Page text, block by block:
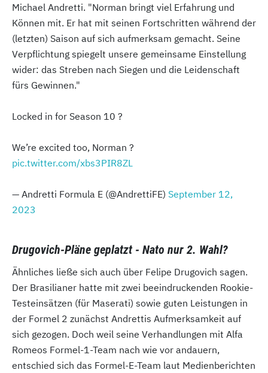
Michael Andretti. "Norman bringt viel Erfahrung und
Können mit. Er hat mit seinen Fortschritten während der
(letzten) Saison auf sich aufmerksam gemacht. Seine
Verpflichtung spiegelt unsere gemeinsame Einstellung
wider: das Streben nach Siegen und die Leidenschaft
fürs Gewinnen."
Locked in for Season 10 ?
We’re excited too, Norman ?
pic.twitter.com/xbs3PIR8ZL
— Andretti Formula E (@AndrettiFE) September 12,
2023
Drugovich-Pläne geplatzt - Nato nur 2. Wahl?
Ähnliches ließe sich auch über Felipe Drugovich sagen.
Der Brasilianer hatte mit zwei beeindruckenden Rookie-
Testeinsätzen (für Maserati) sowie guten Leistungen in
der Formel 2 zunächst Andrettis Aufmerksamkeit auf
sich gezogen. Doch weil seine Verhandlungen mit Alfa
Romeos Formel-1-Team nach wie vor andauern,
entschied sich das Formel-E-Team laut Medienberichten